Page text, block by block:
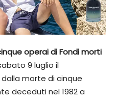
operai di Fondi morti
9 luglio il
morte di cinque
deceduti nel 1982 a